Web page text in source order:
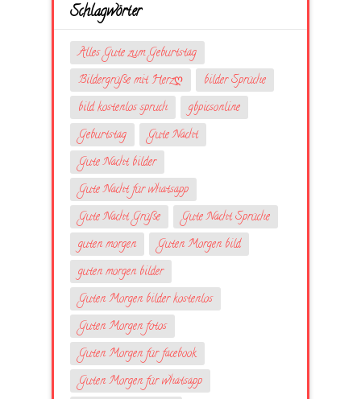
Schlagwörter
Alles Gute zum Geburtstag
Bildergrüße mit Herzღ
bilder Sprüche
bild kostenlos spruch
gbpicsonline
Geburtstag
Gute Nacht
Gute Nacht bilder
Gute Nacht für whatsapp
Gute Nacht Grüße
Gute Nacht Sprüche
guten morgen
Guten Morgen bild
guten morgen bilder
Guten Morgen bilder kostenlos
Guten Morgen fotos
Guten Morgen für facebook
Guten Morgen für whatsapp